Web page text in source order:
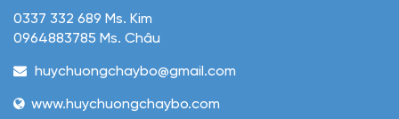
0337 332 689 Ms. Kim
0964883785 Ms. Châu
huychuongchaybo@gmail.com
www.huychuongchaybo.com